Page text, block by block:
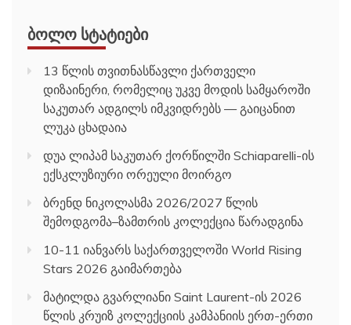
ᲑᲝᲚᲝ ᲡᲢᲐᲢᲘᲔᲑᲘ
13 წლის თვითნასწავლი ქართველი
დიზაინერი, რომელიც უკვე მოდის სამყაროში
საკუთარ ადგილს იმკვიდრებს — გაიცანით
ლუკა ცხადაია
დუა ლიპამ საკუთარ ქორწილში Schiaparelli-ის
ექსკლუზიური ორეული მოირგო
ბრენდ ნიკოლასმა 2026/2027 წლის
შემოდგომა–ზამთრის კოლექცია წარადგინა
10-11 იანვარს საქართველოში World Rising
Stars 2026 გაიმართება
მატილდა გვარლიანი Saint Laurent-ის 2026
წლის კრუიზ კოლექციის კამპანიის ერთ-ერთი